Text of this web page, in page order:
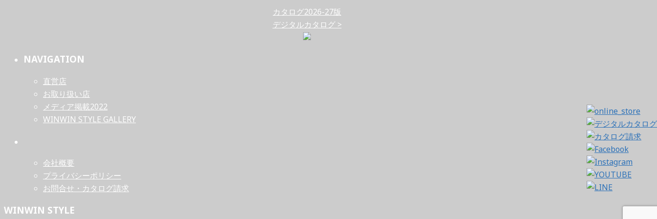
カタログ2026-27版
デジタルカタログ >
NAVIGATION
直営店
お取り扱い店
メディア掲載2022
WINWIN STYLE GALLERY
会社概要
プライバシーポリシー
お問合せ・カタログ請求
WINWIN STYLE